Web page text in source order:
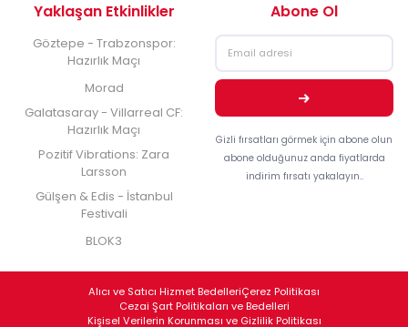
Yaklaşan Etkinlikler
Göztepe - Trabzonspor:
Hazırlık Maçı
Morad
Galatasaray - Villarreal CF:
Hazırlık Maçı
Pozitif Vibrations: Zara
Larsson
Gülşen & Edis - İstanbul
Festivali
BLOK3
Abone Ol
Gizli fırsatları görmek için abone olun
abone olduğunuz anda fiyatlarda
indirim fırsatı yakalayın..
Alıcı ve Satıcı Hizmet BedelleriÇerez Politikası
Cezai Şart Politikaları ve Bedelleri
Kişisel Verilerin Korunması ve Gizlilik Politikası